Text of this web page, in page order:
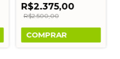
R$2.375,00
R$2.500,00
COMPRAR